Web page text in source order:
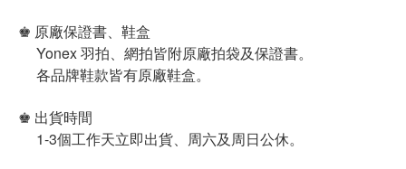
♚ 原廠保證書、鞋盒
Yonex 羽拍、網拍皆附原廠拍袋及保證書。
各品牌鞋款皆有原廠鞋盒。
♚ 出貨時間
1-3個工作天立即出貨、周六及周日公休。